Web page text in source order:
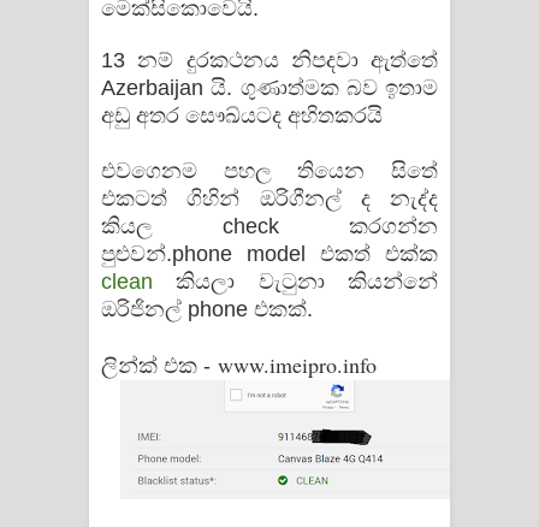
මෙක්සිකොවෙයි.
13 නම් දුරකථනය නිපදවා ඇත්තේ
Azerbaijan යි. ගුණාත්මක බව ඉතාම
අඩු අතර සෞඛ්යටද අහිතකරයි
එවගෙනම පහල තියෙන සිතේ
එකටත් ගිහින් ඔරිගීනල් ද නැද්ද
කියල check කරගන්න
පුළුවන්.phone model එකත් එක්ක
clean කියලා වැටුනා කියන්නේ
ඔරිජිනල් phone එකක්.
ලින්ක් එක - www.imeipro.info